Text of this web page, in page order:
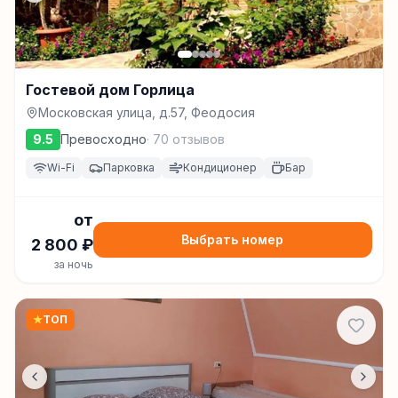
Гостевой дом Горлица
Московская улица, д.57, Феодосия
9.5 Превосходно· 70 отзывов
Wi-Fi Парковка Кондиционер Бар
от
2 800 ₽
за ночь
Выбрать номер
★ТОП